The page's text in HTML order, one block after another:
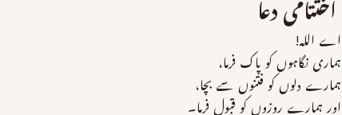
اختتامی دعا
اے اللہ!
ہماری نگاہوں کو پاک فرما،
ہمارے دلوں کو فتنوں سے بچا،
اور ہمارے روزوں کو قبول فرما۔